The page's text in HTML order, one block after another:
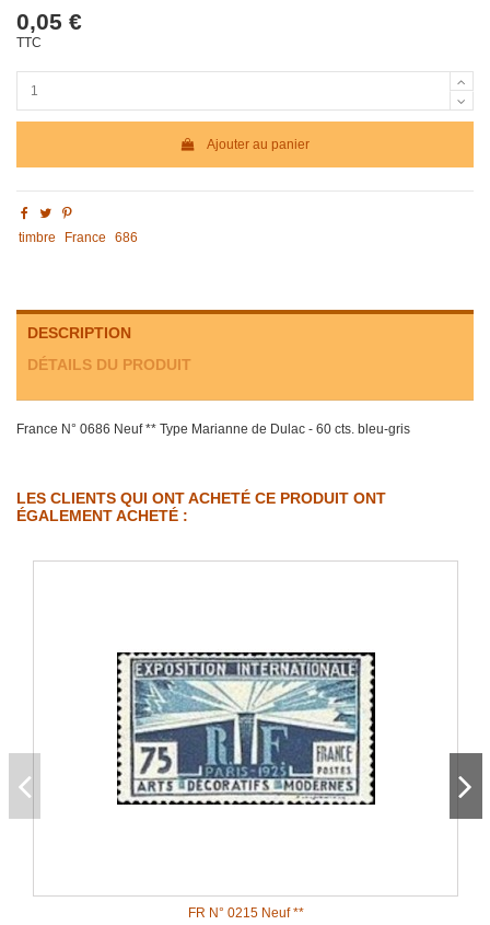
0,05 €
TTC
Ajouter au panier
timbre France 686
DESCRIPTION
DÉTAILS DU PRODUIT
France N° 0686 Neuf ** Type Marianne de Dulac - 60 cts. bleu-gris
LES CLIENTS QUI ONT ACHETÉ CE PRODUIT ONT
ÉGALEMENT ACHETÉ :
FR N° 0215 Neuf **